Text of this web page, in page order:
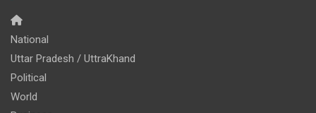
National
Uttar Pradesh / UttraKhand
Political
World